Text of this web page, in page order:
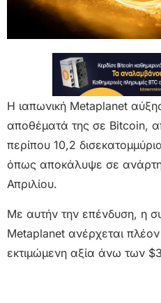
Η ιαπωνική Metaplanet
αποθέματά της σε Bitcoin,
περίπου 10,2
όπως αποκάλυψε σε
Απριλίου.
Με αυτήν την επένδυση, η
Metaplanet ανέρχεται
εκτιμώμενη αξία άνω των